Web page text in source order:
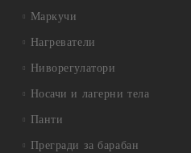
Маркучи
Нагреватели
Ниворегулатори
Носачи и лагерни тела
Панти
Прегради за барабан